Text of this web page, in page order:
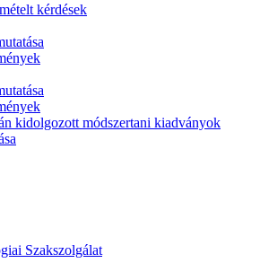
kérdések
kidolgozott módszertani kiadványok